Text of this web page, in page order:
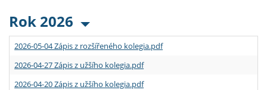
Rok 2026
2026-05-04 Zápis z rozšířeného kolegia.pdf
2026-04-27 Zápis z užšího kolegia.pdf
2026-04-20 Zápis z užšího kolegia.pdf